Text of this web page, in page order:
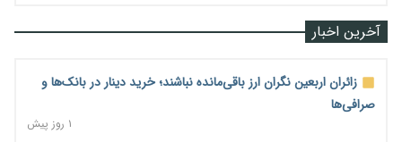
آخرین اخبار
زائران اربعین نگران ارز باقی‌مانده نباشند؛ خرید دینار در بانک‌ها و
صرافی‌ها
۱ روز پیش